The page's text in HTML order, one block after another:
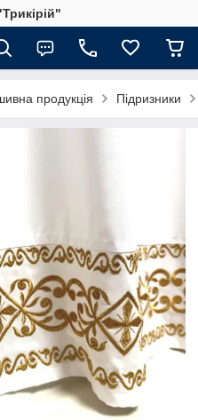
продукція Підризники